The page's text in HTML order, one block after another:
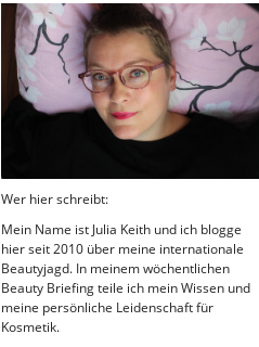
Wer hier schreibt:
Mein Name ist Julia Keith und ich blogge
hier seit 2010 über meine internationale
Beautyjagd. In meinem wöchentlichen
Beauty Briefing teile ich mein Wissen und
meine persönliche Leidenschaft für
Kosmetik.